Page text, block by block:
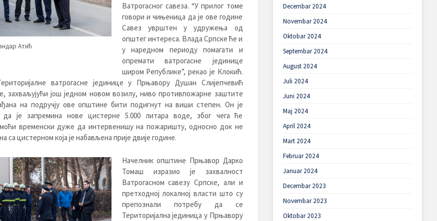
Атић
Ватрогасног савеза. “У прилог томе
говори и чињеница да је ове године
Савез уврштен у удружења од
општег интереса. Влада Српске ће и
у наредном периоду помагати и
опремати ватрогасне јединице
широм Републике”, рекао је Клокић.
ватрогасне јединице у Прњавору Душан Слијепчевић
захваљујући још једном новом возилу, ниво противпожарне заштите
на подручју ове општине бити подигнут на виши степен. Он је
да је запремина нове цистерне 5.000 литара воде, због чега ће
моћи временски дуже да интервенишу на пожаришту, односно док не
са цистерном која је набављена прије двије године.
Начелник општине Прњавор Дарко
Томаш изразио је захвалност
Ватрогасном савезу Српске, али и
претходној локалној власти што су
препознали потребу да се
Територијална јединица у Прњавору
Decembar 2024
Novembar 2024
Oktobar 2024
Septembar 2024
August 2024
Juli 2024
Juni 2024
Maj 2024
April 2024
Mart 2024
Februar 2024
Januar 2024
Decembar 2023
Novembar 2023
Oktobar 2023